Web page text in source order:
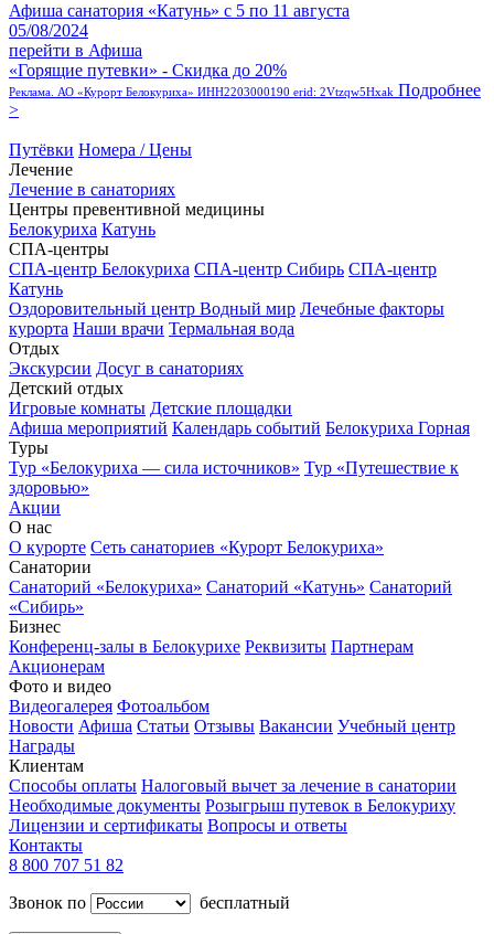
Афиша санатория «Катунь» с 5 по 11 августа
05/08/2024
перейти в Афиша
«Горящие путевки» - Скидка до 20%
Реклама. АО «Курорт Белокуриха» ИНН2203000190 erid: 2Vtzqw5Hxak Подробнее
>
Путёвки Номера / Цены
Лечение
Лечение в санаториях
Центры превентивной медицины
Белокуриха Катунь
СПА-центры
СПА-центр Белокуриха СПА-центр Сибирь СПА-центр
Катунь
Оздоровительный центр Водный мир Лечебные факторы
курорта Наши врачи Термальная вода
Отдых
Экскурсии Досуг в санаториях
Детский отдых
Игровые комнаты Детские площадки
Афиша мероприятий Календарь событий Белокуриха Горная
Туры
Тур «Белокуриха — сила источников» Тур «Путешествие к
здоровью»
Акции
О нас
О курорте Сеть санаториев «Курорт Белокуриха»
Санатории
Санаторий «Белокуриха» Санаторий «Катунь» Санаторий
«Сибирь»
Бизнес
Конференц-залы в Белокурихе Реквизиты Партнерам
Акционерам
Фото и видео
Видеогалерея Фотоальбом
Новости Афиша Статьи Отзывы Вакансии Учебный центр
Награды
Клиентам
Способы оплаты Налоговый вычет за лечение в санатории
Необходимые документы Розыгрыш путевок в Белокуриху
Лицензии и сертификаты Вопросы и ответы
Контакты
8 800 707 51 82
Звонок по
бесплатный